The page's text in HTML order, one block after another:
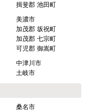
揖斐郡 池田町
美濃市
加茂郡 坂祝町
加茂郡 七宗町
可児郡 御嵩町
中津川市
土岐市
桑名市